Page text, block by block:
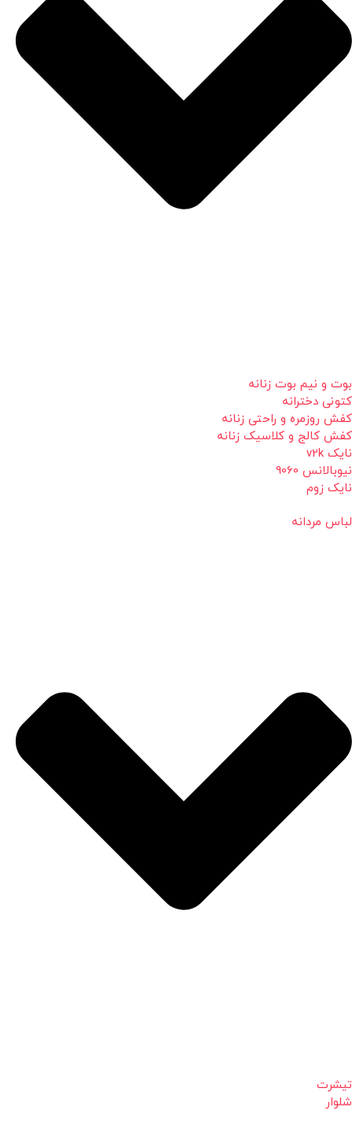
بوت و نیم بوت زنانه
کتونی دخترانه
کفش روزمره و راحتی زنانه
کفش کالج و کلاسیک زنانه
نایک v2k
نیوبالانس 9060
نایک زوم
لباس مردانه
تیشرت
شلوار